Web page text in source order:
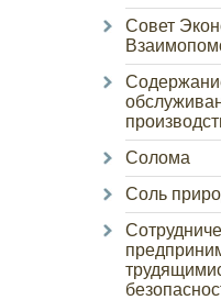
Совет
Солома
Соль